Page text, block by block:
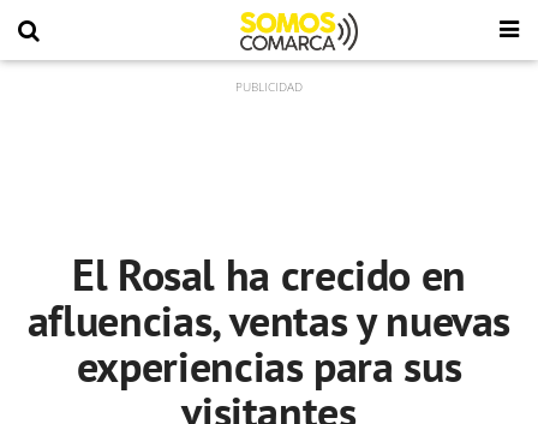
El Rosal ha crecido en
afluencias, ventas y nuevas
experiencias para sus
visitantes